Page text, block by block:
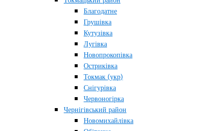
Благодатне
Грушівка
Кутузівка
Лугівка
Новопрокопівка
Остриківка
Токмак (укр)
Снігурівка
Червоногірка
Чернігівський район
Новомихайлівка